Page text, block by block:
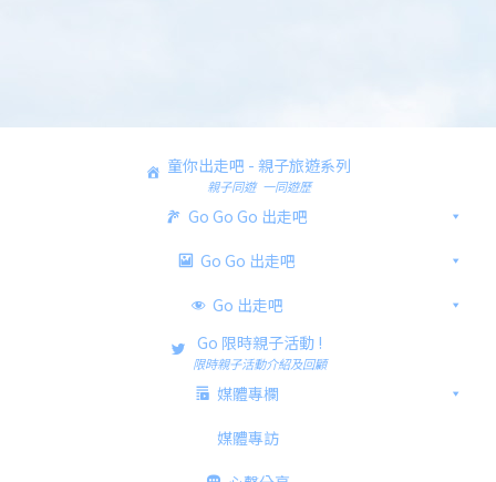
童你出走吧 - 親子旅遊系列
親子同遊 一同遊歷
Go Go Go 出走吧
Go Go 出走吧
Go 出走吧
Go 限時親子活動 !
限時親子活動介紹及回顧
媒體專欄
媒體專訪